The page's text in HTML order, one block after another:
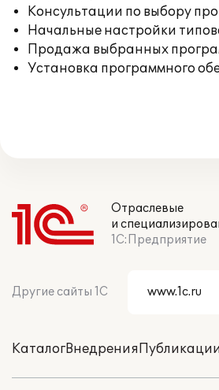
Консультации по выбору
Начальные настройки
Продажа выбранных
Установка программного
Отраслевые
и
1С:Предприятие
Другие сайты 1С
КаталогВнедренияПубликации